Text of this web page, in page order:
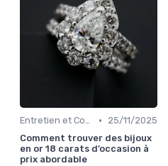
Entretien et Conservation des Bijoux •
25/11/2025
Comment trouver des bijoux
en or 18 carats d’occasion à
prix abordable